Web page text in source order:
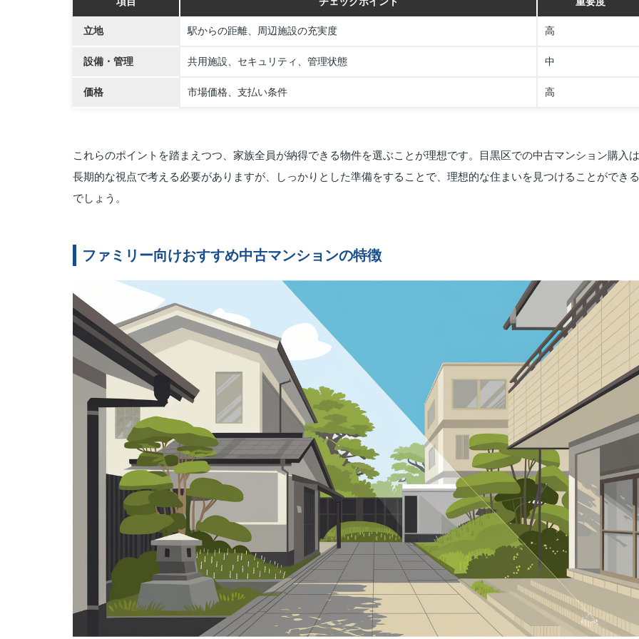
立地 駅からの距離、周辺施設の充実度 高
設備・管理 共用施設、セキュリティ、管理状態 中
価格 市場価格、支払い条件 高
これらのポイントを踏まえつつ、家族全員が納得できる物件を選ぶことが理想です。目黒区での中古マンション購入は
長期的な視点で考える必要がありますが、しっかりとした準備をすることで、理想的な住まいを見つけることができる
でしょう。
ファミリー向けおすすめ中古マンションの特徴